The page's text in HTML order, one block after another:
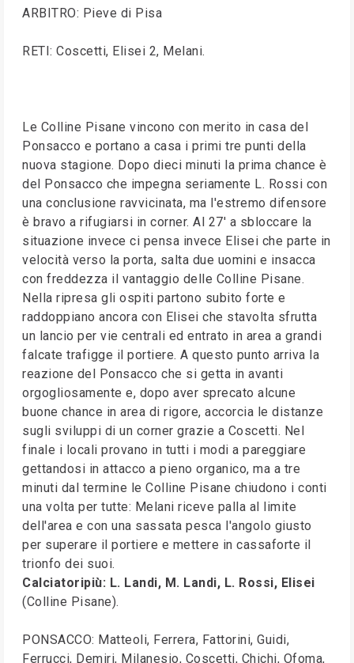
ARBITRO: Pieve di Pisa
RETI: Coscetti, Elisei 2, Melani.
Le Colline Pisane vincono con merito in casa del
Ponsacco e portano a casa i primi tre punti della
nuova stagione. Dopo dieci minuti la prima chance è
del Ponsacco che impegna seriamente L. Rossi con
una conclusione ravvicinata, ma l'estremo difensore
è bravo a rifugiarsi in corner. Al 27' a sbloccare la
situazione invece ci pensa invece Elisei che parte in
velocità verso la porta, salta due uomini e insacca
con freddezza il vantaggio delle Colline Pisane.
Nella ripresa gli ospiti partono subito forte e
raddoppiano ancora con Elisei che stavolta sfrutta
un lancio per vie centrali ed entrato in area a grandi
falcate trafigge il portiere. A questo punto arriva la
reazione del Ponsacco che si getta in avanti
orgogliosamente e, dopo aver sprecato alcune
buone chance in area di rigore, accorcia le distanze
sugli sviluppi di un corner grazie a Coscetti. Nel
finale i locali provano in tutti i modi a pareggiare
gettandosi in attacco a pieno organico, ma a tre
minuti dal termine le Colline Pisane chiudono i conti
una volta per tutte: Melani riceve palla al limite
dell'area e con una sassata pesca l'angolo giusto
per superare il portiere e mettere in cassaforte il
trionfo dei suoi.
Calciatoripiù: L. Landi, M. Landi, L. Rossi, Elisei
(Colline Pisane).
PONSACCO: Matteoli, Ferrera, Fattorini, Guidi,
Ferrucci, Demiri, Milanesio, Coscetti, Chichi, Ofoma,